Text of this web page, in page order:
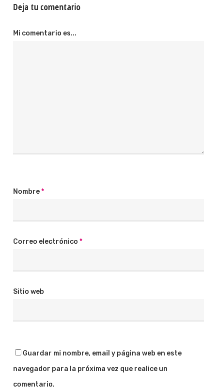
Deja tu comentario
Mi comentario es...
Nombre*
Correo electrónico *
Sitio web
Guardar mi nombre, email y página web en este
navegador para la próxima vez que realice un
comentario.